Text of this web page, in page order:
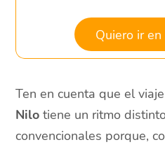
Quiero ir
Ten en cuenta que el
Nilo tiene un ritmo
convencionales porque,